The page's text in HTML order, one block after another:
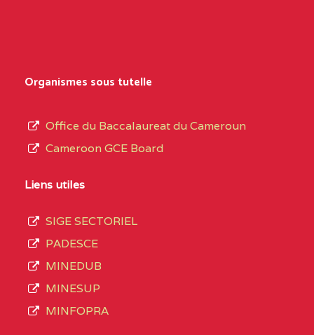
NORD
KOUSSERI
NORD
EXTREME-
NORD
du
de
septembre
2020
compte
3408
Organismes sous tutelle
Office du Baccalaureat du Cameroun
Cameroon GCE Board
Liens utiles
SIGE SECTORIEL
PADESCE
MINEDUB
MINESUP
MINFOPRA